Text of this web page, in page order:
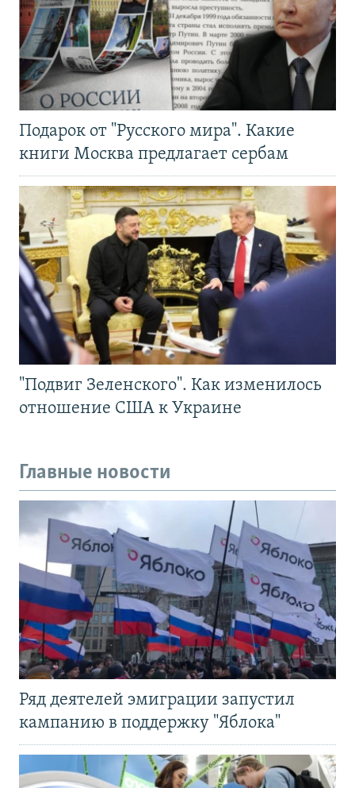
Подарок от "Русского мира". Какие
книги Москва предлагает сербам
"Подвиг Зеленского". Как изменилось
отношение США к Украине
Главные новости
Ряд деятелей эмиграции запустил
кампанию в поддержку "Яблока"